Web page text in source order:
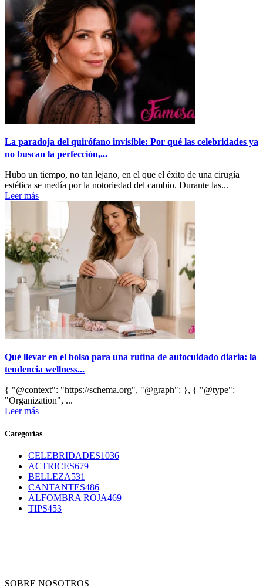
La paradoja del quirófano invisible: Por qué las celebridades ya
no buscan la perfección,...
Hubo un tiempo, no tan lejano, en el que el éxito de una cirugía
estética se medía por la notoriedad del cambio. Durante las...
Leer más
Qué llevar en el bolso para una rutina de autocuidado diaria: la
tendencia wellness...
{ "@context": "https://schema.org", "@graph": }, { "@type":
"Organization", ...
Leer más
Categorías
CELEBRIDADES1036
ACTRICES679
BELLEZA531
CANTANTES486
ALFOMBRA ROJA469
TIPS453
SOBRE NOSOTROS